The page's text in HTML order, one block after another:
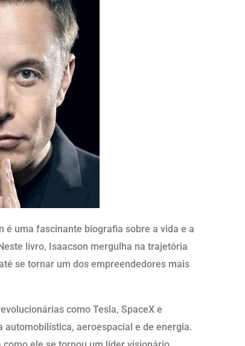
é uma fascinante biografia sobre a vida e a
livro, Isaacson mergulha na trajetória
se tornar um dos empreendedores mais
como Tesla, SpaceX e
aeroespacial e de energia.